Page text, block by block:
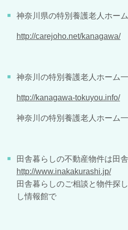
神奈川県の特別養護老人ホー
http://carejoho.net/kanagawa/
神奈川の特別養護老人ホーム
http://kanagawa-tokuyou.info/
神奈川の特別養護老人ホーム一
田舎暮らしの不動産物件は田
http://www.inakakurashi.jp/
田舎暮らしのご相談と物件探
し情報館で